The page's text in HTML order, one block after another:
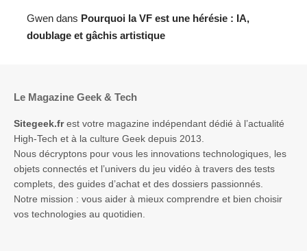
Gwen dans Pourquoi la VF est une hérésie : IA,
doublage et gâchis artistique
Le Magazine Geek & Tech
Sitegeek.frest votre magazine indépendant dédié à l’actualité
High-Tech et à la culture Geek depuis 2013.
Nous décryptons pour vous les innovations technologiques, les
objets connectés et l’univers du jeu vidéo à travers des tests
complets, des guides d’achat et des dossiers passionnés.
Notre mission : vous aider à mieux comprendre et bien choisir
vos technologies au quotidien.